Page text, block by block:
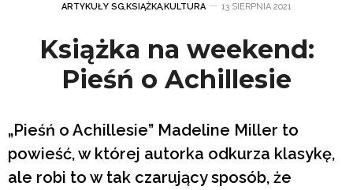
ARTYKUŁY SG,KSIĄŻKA,KULTURA 13 SIERPNIA 2021
Książka na weekend:
Pieśń o Achillesie
„Pieśń o Achillesie” Madeline Miller to
powieść, w której autorka odkurza klasykę,
ale robi to w tak czarujący sposób, że